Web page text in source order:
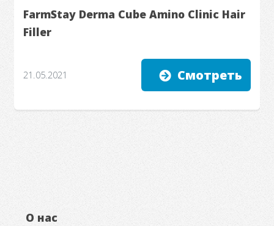
FarmStay Derma Cube Amino Clinic Hair
Filler
21.05.2021 Смотреть
О нас